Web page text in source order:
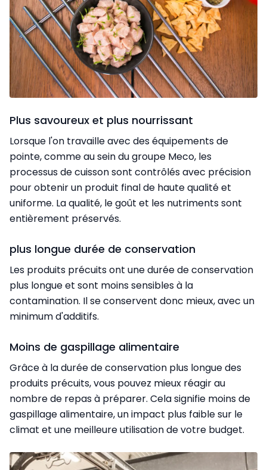
Plus savoureux et plus nourrissant
Lorsque l'on travaille avec des équipements de
pointe, comme au sein du groupe Meco, les
processus de cuisson sont contrôlés avec précision
pour obtenir un produit final de haute qualité et
uniforme. La qualité, le goût et les nutriments sont
entièrement préservés.
plus longue durée de conservation
Les produits précuits ont une durée de conservation
plus longue et sont moins sensibles à la
contamination. Il se conservent donc mieux, avec un
minimum d'additifs.
Moins de gaspillage alimentaire
Grâce à la durée de conservation plus longue des
produits précuits, vous pouvez mieux réagir au
nombre de repas à préparer. Cela signifie moins de
gaspillage alimentaire, un impact plus faible sur le
climat et une meilleure utilisation de votre budget.